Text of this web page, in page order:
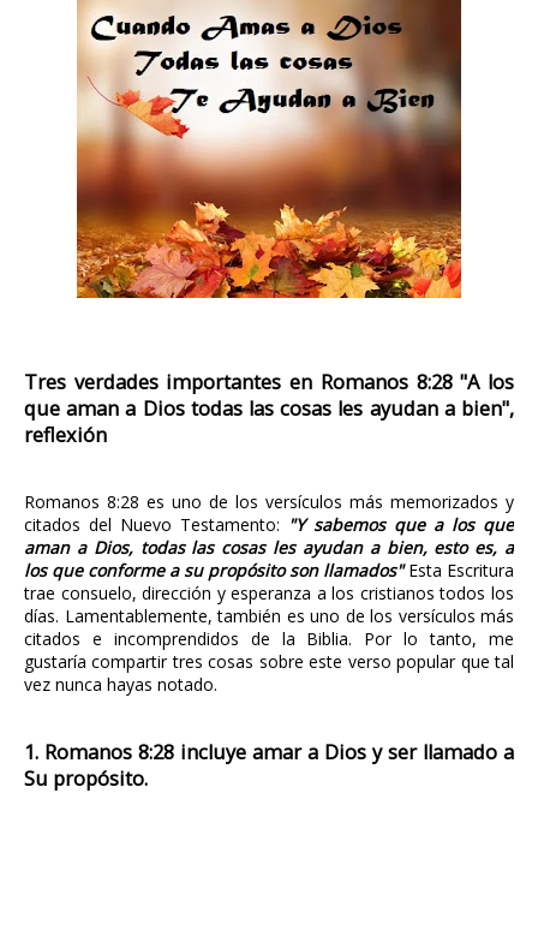
Tres verdades importantes en Romanos 8:28 "A los
que aman a Dios todas las cosas les ayudan a bien",
reflexión
Romanos 8:28 es uno de los versículos más memorizados y
citados del Nuevo Testamento: "Y sabemos que a los que
aman a Dios, todas las cosas les ayudan a bien, esto es, a
los que conforme a su propósito son llamados"Esta Escritura
trae consuelo, dirección y esperanza a los cristianos todos los
días. Lamentablemente, también es uno de los versículos más
citados e incomprendidos de la Biblia. Por lo tanto, me
gustaría compartir tres cosas sobre este verso popular que tal
vez nunca hayas notado.
1. Romanos 8:28 incluye amar a Dios y ser llamado a
Su propósito.